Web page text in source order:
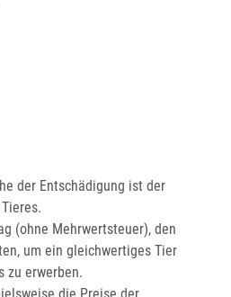
der Entschädigung ist der
(ohne Mehrwertsteuer), den
um ein gleichwertiges Tier
zu erwerben.